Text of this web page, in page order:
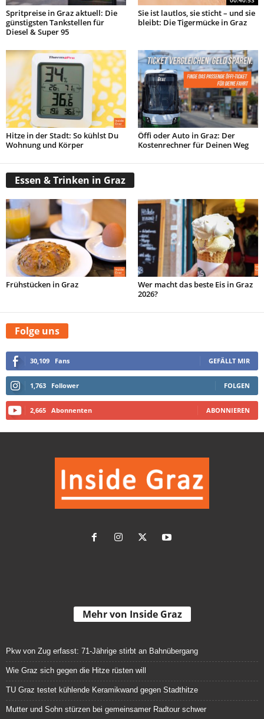
Spritpreise in Graz aktuell: Die
günstigsten Tankstellen für
Diesel & Super 95
Sie ist lautlos, sie sticht – und sie
bleibt: Die Tigermücke in Graz
Hitze in der Stadt: So kühlst Du
Wohnung und Körper
Öffi oder Auto in Graz: Der
Kostenrechner für Deinen Weg
Essen & Trinken in Graz
Frühstücken in Graz
Wer macht das beste Eis in Graz
2026?
Folge uns
30,109 Fans GEFÄLLT MIR
1,763 Follower FOLGEN
2,665 Abonnenten ABONNIEREN
Mehr von Inside Graz
Pkw von Zug erfasst: 71-Jährige stirbt an Bahnübergang
Wie Graz sich gegen die Hitze rüsten will
TU Graz testet kühlende Keramikwand gegen Stadthitze
Mutter und Sohn stürzen bei gemeinsamer Radtour schwer